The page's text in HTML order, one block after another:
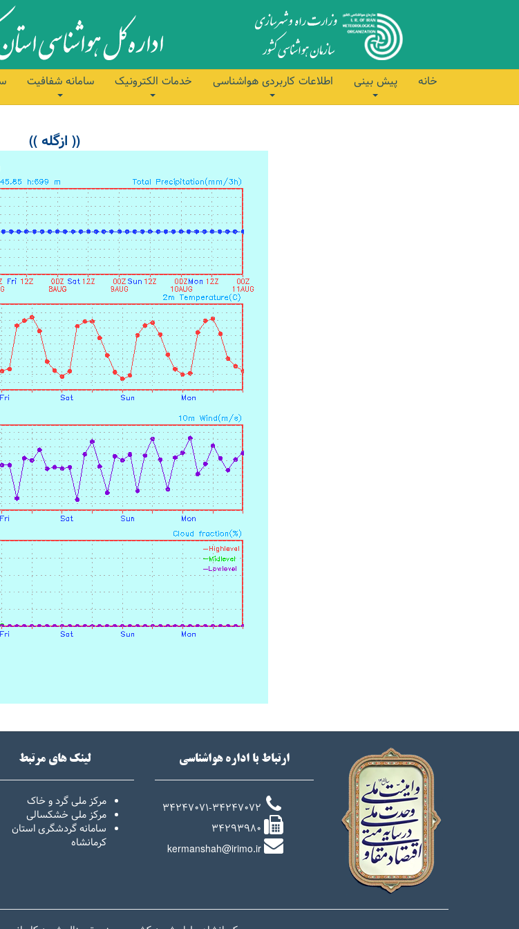
خانه پیش بینی اطلاعات کاربردی هواشناسی خدمات الکترونیک سامانه شفافیت
(( ازگله ))
ارتباط با اداره هواشناسی
34247071-34247072
34293980
kermanshah@irimo.ir
لینک های مرتبط
مرکز ملی گرد و خاک
مرکز ملی خشکسالی
سامانه گردشگری استان
کرمانشاه